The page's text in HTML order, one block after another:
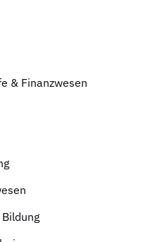
& Finanzwesen